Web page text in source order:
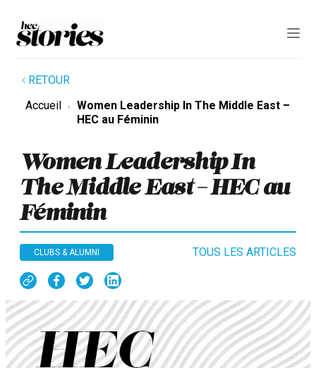
RETOUR
Accueil
Women Leadership In The Middle East –
HEC au Féminin
Women Leadership In
The Middle East – HEC au
Féminin
CLUBS & ALUMNI TOUS LES ARTICLES